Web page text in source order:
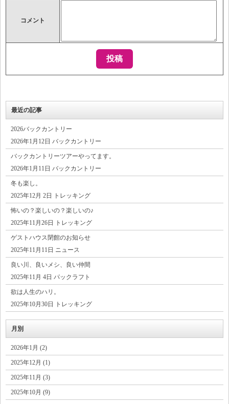
コメント
最近の記事
2026バックカントリー
2026年1月12日 バックカントリー
バックカントリーツアーやってます。
2026年1月11日 バックカントリー
冬も楽し。
2025年12月 2日 トレッキング
怖いの？楽しいの？楽しいの♪
2025年11月26日 トレッキング
ゲストハウス閉館のお知らせ
2025年11月11日 ニュース
良い川、良いメシ、良い仲間
2025年11月 4日 パックラフト
欲は人生のハリ。
2025年10月30日 トレッキング
月別
2026年1月 (2)
2025年12月 (1)
2025年11月 (3)
2025年10月 (9)